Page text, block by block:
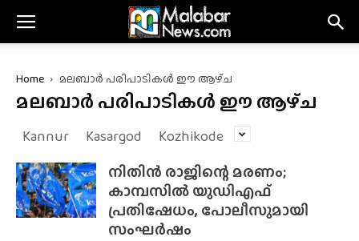
Home മലബാർ പരിപാടികൾ ഈ ആഴ്‌ച
മലബാർ പരിപാടികൾ ഈ ആഴ്‌ച
Kannur Kasargod Kozhikode
നിതിൻ രാജിന്റെ മരണം;
കാമ്പസിൽ യുഡിഎഫ്
പ്രതിഷേധം, പോലീസുമായി
സംഘർഷം